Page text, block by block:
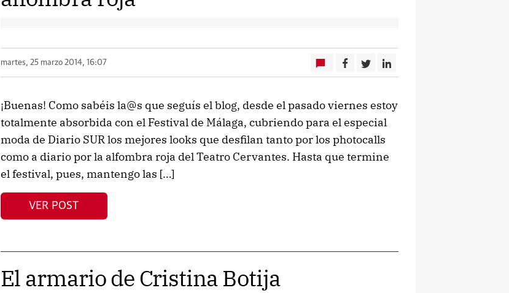
martes, 25 marzo 2014, 16:07
¡Buenas! Como sabéis la@s que seguís el blog, desde el pasado viernes estoy
totalmente absorbida con el Festival de Málaga, cubriendo para el especial
moda de Diario SUR los mejores looks que desfilan tanto por los photocalls
como a diario por la alfombra roja del Teatro Cervantes. Hasta que termine
el festival, pues, mantengo las […]
VER POST
El armario de Cristina Botija